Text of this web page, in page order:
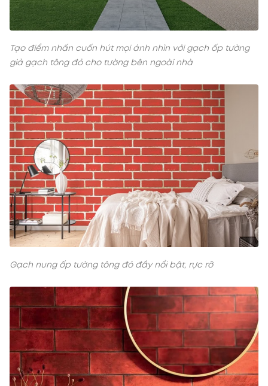
Tạo điểm nhấn cuốn hút mọi ánh nhìn với gạch ốp tường
giả gạch tông đỏ cho tường bên ngoài nhà
Gạch nung ốp tường tông đỏ đầy nổi bật, rực rỡ